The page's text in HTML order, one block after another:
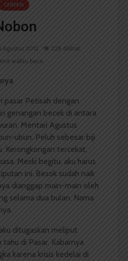
CERPEN
Agustus 2012
228 dilihat
waktu baca
pasar Petisah dengan
genangan becek di antara
Mentari Agustus
ubun. Peluh sebesar biji
Kerongkongan tercekat,
Meski begitu, aku harus
ini. Besok sudah naik
dianggap main-main oleh
selama dua bulan. Nama
ditugaskan meliput
di Pasar. Kabarnya
karena krisis kedelai di